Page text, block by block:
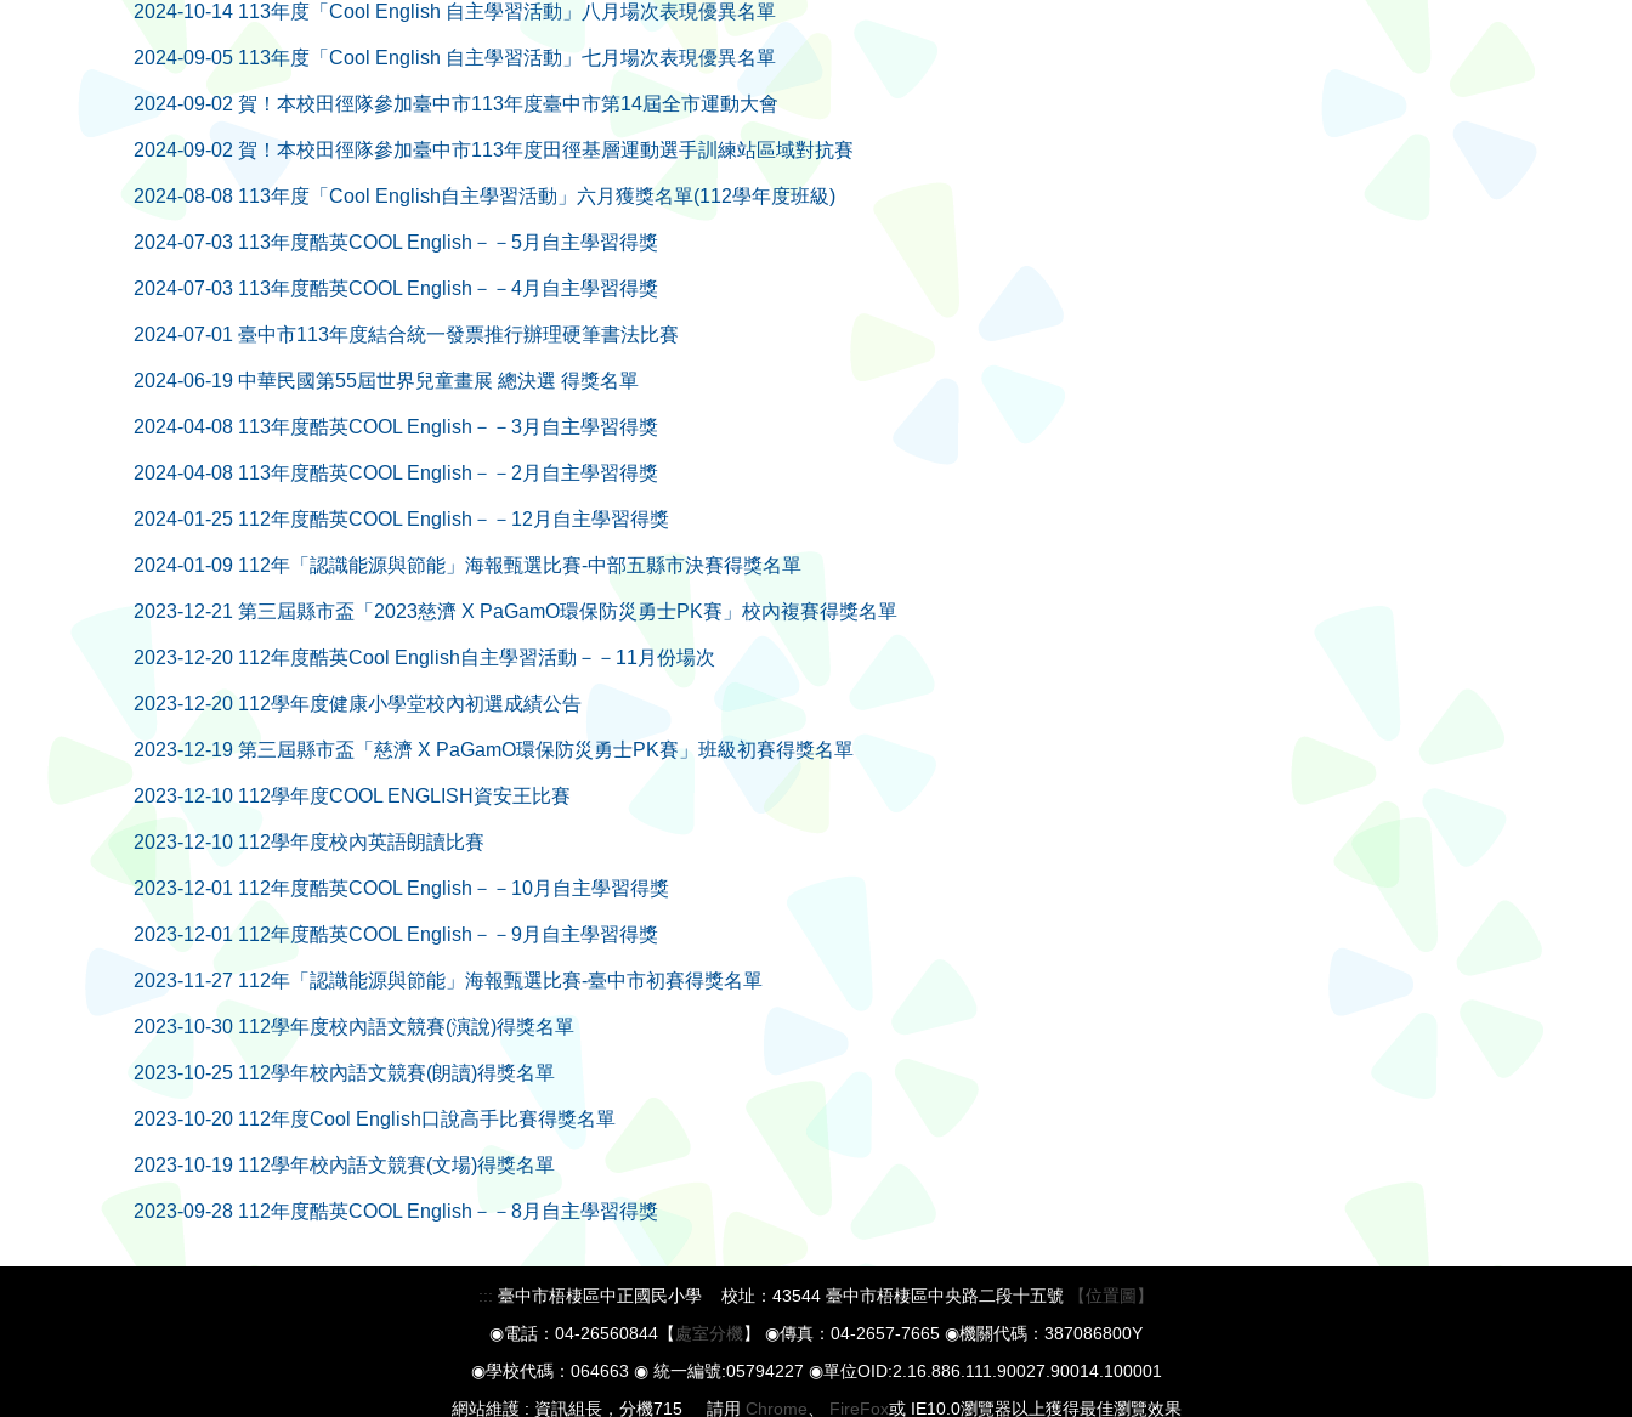
2024-10-14 113年度「Cool English 自主學習活動」八月場次表現優異名單
2024-09-05 113年度「Cool English 自主學習活動」七月場次表現優異名單
2024-09-02 賀！本校田徑隊參加臺中市113年度臺中市第14屆全市運動大會
2024-09-02 賀！本校田徑隊參加臺中市113年度田徑基層運動選手訓練站區域對抗賽
2024-08-08 113年度「Cool English自主學習活動」六月獲獎名單(112學年度班級)
2024-07-03 113年度酷英COOL English－－5月自主學習得獎
2024-07-03 113年度酷英COOL English－－4月自主學習得獎
2024-07-01 臺中市113年度結合統一發票推行辦理硬筆書法比賽
2024-06-19 中華民國第55屆世界兒童畫展 總決選 得獎名單
2024-04-08 113年度酷英COOL English－－3月自主學習得獎
2024-04-08 113年度酷英COOL English－－2月自主學習得獎
2024-01-25 112年度酷英COOL English－－12月自主學習得獎
2024-01-09 112年「認識能源與節能」海報甄選比賽-中部五縣市決賽得獎名單
2023-12-21 第三屆縣市盃「2023慈濟 X PaGamO環保防災勇士PK賽」校內複賽得獎名單
2023-12-20 112年度酷英Cool English自主學習活動－－11月份場次
2023-12-20 112學年度健康小學堂校內初選成績公告
2023-12-19 第三屆縣市盃「慈濟 X PaGamO環保防災勇士PK賽」班級初賽得獎名單
2023-12-10 112學年度COOL ENGLISH資安王比賽
2023-12-10 112學年度校內英語朗讀比賽
2023-12-01 112年度酷英COOL English－－10月自主學習得獎
2023-12-01 112年度酷英COOL English－－9月自主學習得獎
2023-11-27 112年「認識能源與節能」海報甄選比賽-臺中市初賽得獎名單
2023-10-30 112學年度校內語文競賽(演說)得獎名單
2023-10-25 112學年校內語文競賽(朗讀)得獎名單
2023-10-20 112年度Cool English口說高手比賽得獎名單
2023-10-19 112學年校內語文競賽(文場)得獎名單
2023-09-28 112年度酷英COOL English－－8月自主學習得獎
::: 臺中市梧棲區中正國民小學 校址：43544 臺中市梧棲區中央路二段十五號
【位置圖】
◉電話：04-26560844【 處室分機】 ◉傳真：04-2657-7665 ◉機關代碼：387086800Y
◉學校代碼：064663 ◉ 統一編號:05794227 ◉單位OID:2.16.886.111.90027.90014.100001
網站維護 : 資訊組長，分機715 請用 Chrome FireFox或 IE10.0瀏覽器以上獲得最佳瀏覽效果